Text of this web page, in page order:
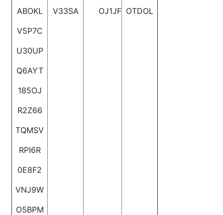
ABOKL
V5P7C
U30UP
Q6AYT
185OJ
R2Z66
TQMSV
RPI6R
0E8F2
VNJ9W
O5BPM
V33SA
OJ1JF OTDOL